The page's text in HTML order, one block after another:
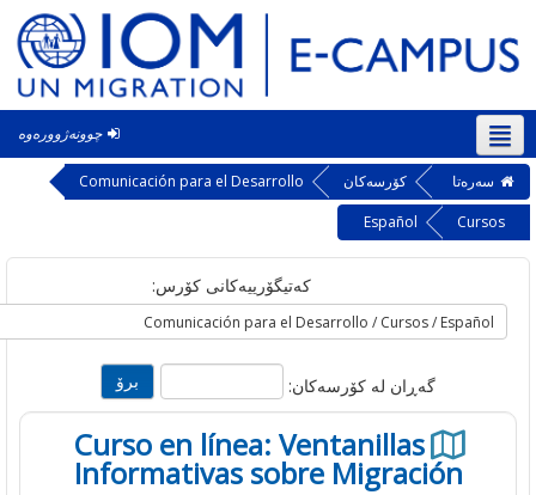
چوونەژوورەوە
کۆرسەکان
Comunicación para el Desarrollo
Español
کەتیگۆرییەکانی کۆرس:
گه‌ڕان له‌ کۆرسه‌کان:
Curso en línea: Ventanillas
Informativas sobre Migración